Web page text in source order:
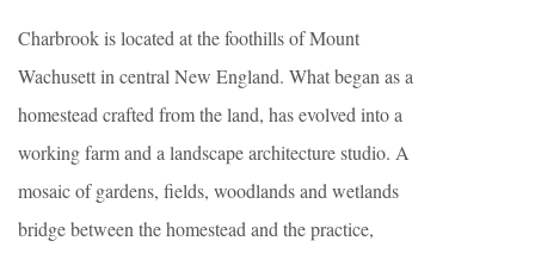
Charbrook is located at the foothills of Mount
Wachusett in central New England. What began as a
homestead crafted from the land, has evolved into a
working farm and a landscape architecture studio. A
mosaic of gardens, fields, woodlands and wetlands
bridge between the homestead and the practice,